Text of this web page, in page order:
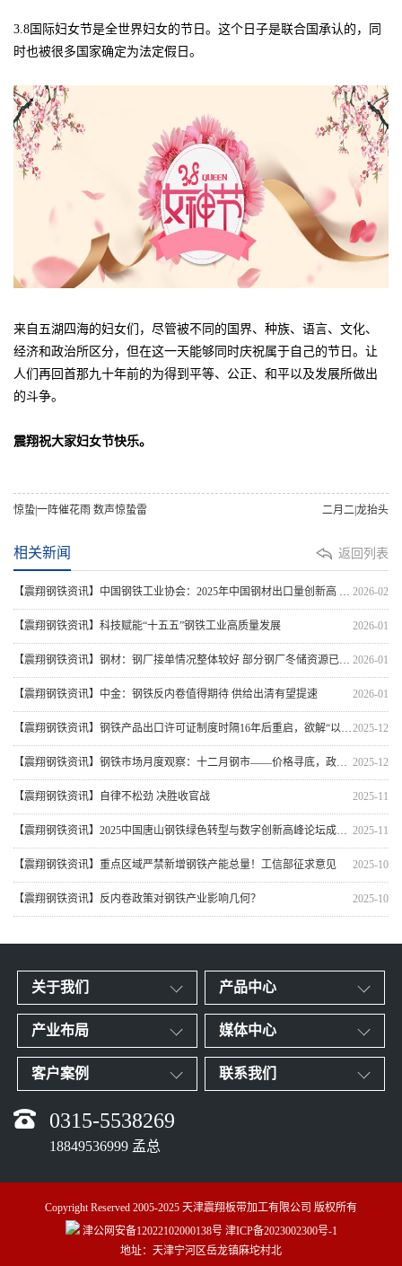
3.8国际妇女节是全世界妇女的节日。这个日子是联合国承认的，同
时也被很多国家确定为法定假日。
来自五湖四海的妇女们，尽管被不同的国界、种族、语言、文化、
经济和政治所区分，但在这一天能够同时庆祝属于自己的节日。让
人们再回首那九十年前的为得到平等、公正、和平以及发展所做出
的斗争。
震翔祝大家妇女节快乐。
惊蛰|一阵催花雨 数声惊蛰雷 二月二|龙抬头
返回列表
相关新闻
2026-02
【震翔钢铁资讯】中国钢铁工业协会：2025年中国钢材出口量创新高 出口钢材1.19亿吨
2026-01
【震翔钢铁资讯】科技赋能“十五五”钢铁工业高质量发展
2026-01
【震翔钢铁资讯】钢材：钢厂接单情况整体较好 部分钢厂冬储资源已提前锁定
2026-01
【震翔钢铁资讯】中金：钢铁反内卷值得期待 供给出清有望提速
2025-12
【震翔钢铁资讯】钢铁产品出口许可证制度时隔16年后重启，欲解“以量补价”困局
2025-12
【震翔钢铁资讯】钢铁市场月度观察：十二月钢市——价格寻底，政策预期酝酿反弹机遇
2025-11
【震翔钢铁资讯】自律不松劲 决胜收官战
2025-11
【震翔钢铁资讯】2025中国唐山钢铁绿色转型与数字创新高峰论坛成功举行，天津市震翔金属制品有限公司荣获“全国优质钢铁加工企业”奖牌
2025-10
【震翔钢铁资讯】重点区域严禁新增钢铁产能总量！工信部征求意见
2025-10
【震翔钢铁资讯】反内卷政策对钢铁产业影响几何？
关于我们 产品中心
产业布局 媒体中心
客户案例 联系我们
0315-5538269
18849536999 孟总
Copyright Reserved 2005-2025 天津震翔板带加工有限公司 版权所有
津公网安备12022102000138号 津ICP备2023002300号-1
地址：天津宁河区岳龙镇麻坨村北